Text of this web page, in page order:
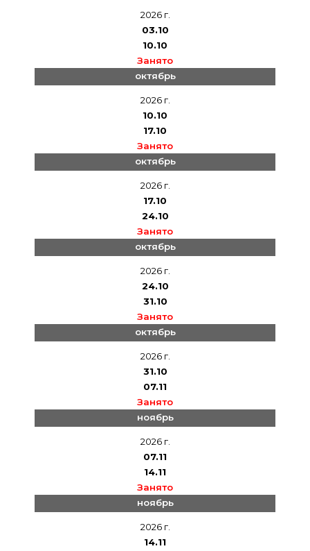
2026 г.
03.10
10.10
Занято
октябрь
2026 г.
10.10
17.10
Занято
октябрь
2026 г.
17.10
24.10
Занято
октябрь
2026 г.
24.10
31.10
Занято
октябрь
2026 г.
31.10
07.11
Занято
ноябрь
2026 г.
07.11
14.11
Занято
ноябрь
2026 г.
14.11